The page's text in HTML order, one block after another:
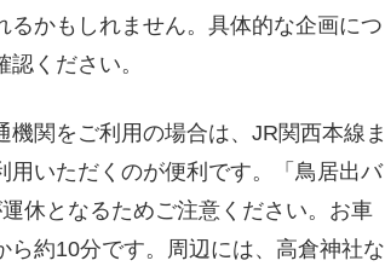
かもしれません。具体的な企画につ
ください。
関をご利用の場合は、JR関西本線ま
いただくのが便利です。「鳥居出バ
休となるためご注意ください。お車
約10分です。周辺には、高倉神社な